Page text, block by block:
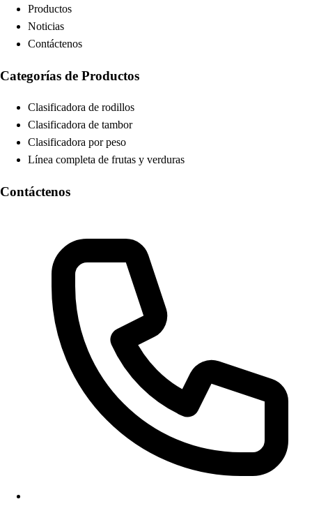
Productos
Noticias
Contáctenos
Categorías de Productos
Clasificadora de rodillos
Clasificadora de tambor
Clasificadora por peso
Línea completa de frutas y verduras
Contáctenos